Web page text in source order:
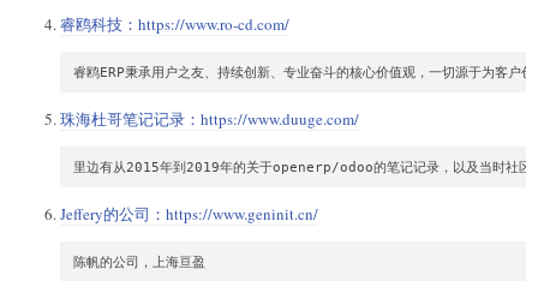
睿鸥科技： https://www.ro-cd.com/
珠海杜哥笔记记录： https://www.duuge.com/
Jeffery的公司： https://www.geninit.cn/